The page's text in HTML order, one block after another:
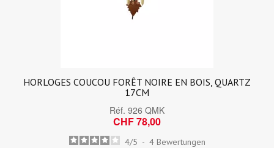
HORLOGES COUCOU FORÊT NOIRE EN BOIS, QUARTZ
17CM
Réf. 926 QMK
CHF 78,00
4/5 - 4 Bewertungen